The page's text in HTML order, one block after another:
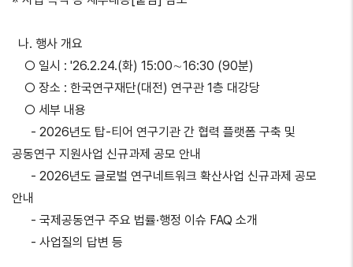
나. 행사 개요
○ 일시 : '26.2.24.(화) 15:00∼16:30 (90분)
○ 장소 : 한국연구재단(대전) 연구관 1층 대강당
○ 세부 내용
- 2026년도 탑-티어 연구기관 간 협력 플랫폼 구축 및
공동연구 지원사업 신규과제 공모 안내
- 2026년도 글로벌 연구네트워크 확산사업 신규과제 공모
안내
- 국제공동연구 주요 법률·행정 이슈 FAQ 소개
- 사업질의 답변 등